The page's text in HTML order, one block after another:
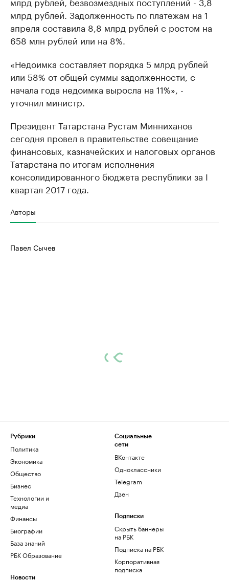
млрд рублей. Задолженность по платежам на 1
апреля составила 8,8 млрд рублей с ростом на
658 млн рублей или на 8%.
«Недоимка составляет порядка 5 млрд рублей
или 58% от общей суммы задолженности, с
начала года недоимка выросла на 11%», -
уточнил министр.
Президент Татарстана Рустам Минниханов
сегодня провел в правительстве совещание
финансовых, казначейских и налоговых органов
Татарстана по итогам исполнения
консолидированного бюджета республики за I
квартал 2017 года.
Авторы
Павел Сычев
Рубрики
Политика
Экономика
Общество
Бизнес
Технологии и
медиа
Финансы
Биографии
База знаний
РБК Образование
Новости
Социальные
сети
ВКонтакте
Одноклассники
Telegram
Дзен
Подписки
Скрыть баннеры
на РБК
Подписка на РБК
Корпоративная
подписка